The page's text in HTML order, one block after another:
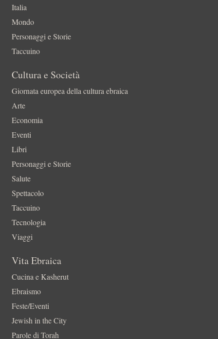
Italia
Mondo
Personaggi e Storie
Taccuino
Cultura e Società
Giornata europea della cultura ebraica
Arte
Economia
Eventi
Libri
Personaggi e Storie
Salute
Spettacolo
Taccuino
Tecnologia
Viaggi
Vita Ebraica
Cucina e Kasherut
Ebraismo
Feste/Eventi
Jewish in the City
Parole di Torah